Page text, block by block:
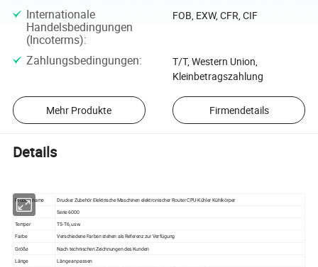
Internationale
Handelsbedingungen
(Incoterms):
FOB, EXW, CFR, CIF
Zahlungsbedingungen:
T/T, Western Union,
Kleinbetragszahlung
Mehr Produkte Firmendetails
Details
Produktname Drucker Zubehör Elektrische Maschinen elektronischer Router CPU-Kühler Kühlkörper
Serie 6000
Temper
T5-T6, usw.
Farbe
Verschiedene Farben stehen als Referenz zur Verfügung
Größe Nach technischen Zeichnungen des Kunden
Länge
Länge anpassen